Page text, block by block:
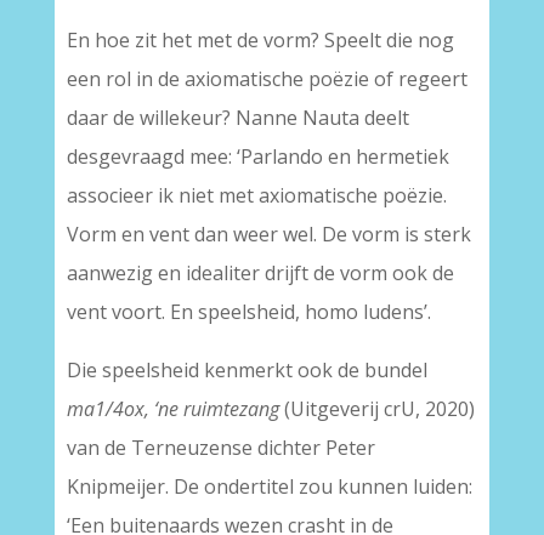
En hoe zit het met de vorm? Speelt die nog
een rol in de axiomatische poëzie of regeert
daar de willekeur? Nanne Nauta deelt
desgevraagd mee: ‘Parlando en hermetiek
associeer ik niet met axiomatische poëzie.
Vorm en vent dan weer wel. De vorm is sterk
aanwezig en idealiter drijft de vorm ook de
vent voort. En speelsheid, homo ludens’.
Die speelsheid kenmerkt ook de bundel
ma1/4ox, ‘ne ruimtezang(Uitgeverij crU, 2020)
van de Terneuzense dichter Peter
Knipmeijer. De ondertitel zou kunnen luiden:
‘Een buitenaards wezen crasht in de